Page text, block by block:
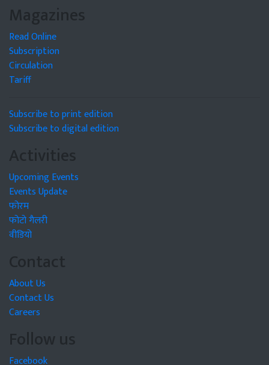
Magazines
Read Online
Subscription
Circulation
Tariff
Subscribe to print edition
Subscribe to digital edition
Activities
Upcoming Events
Events Update
फोरम
फोटो गैलरी
वीडियो
Contact
About Us
Contact Us
Careers
Follow us
Facebook